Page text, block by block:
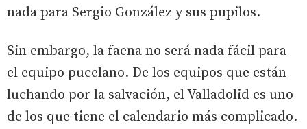
nada para Sergio González y sus pupilos.
Sin embargo, la faena no será nada fácil para
el equipo pucelano. De los equipos que están
luchando por la salvación, el Valladolid es uno
de los que tiene el calendario más complicado.